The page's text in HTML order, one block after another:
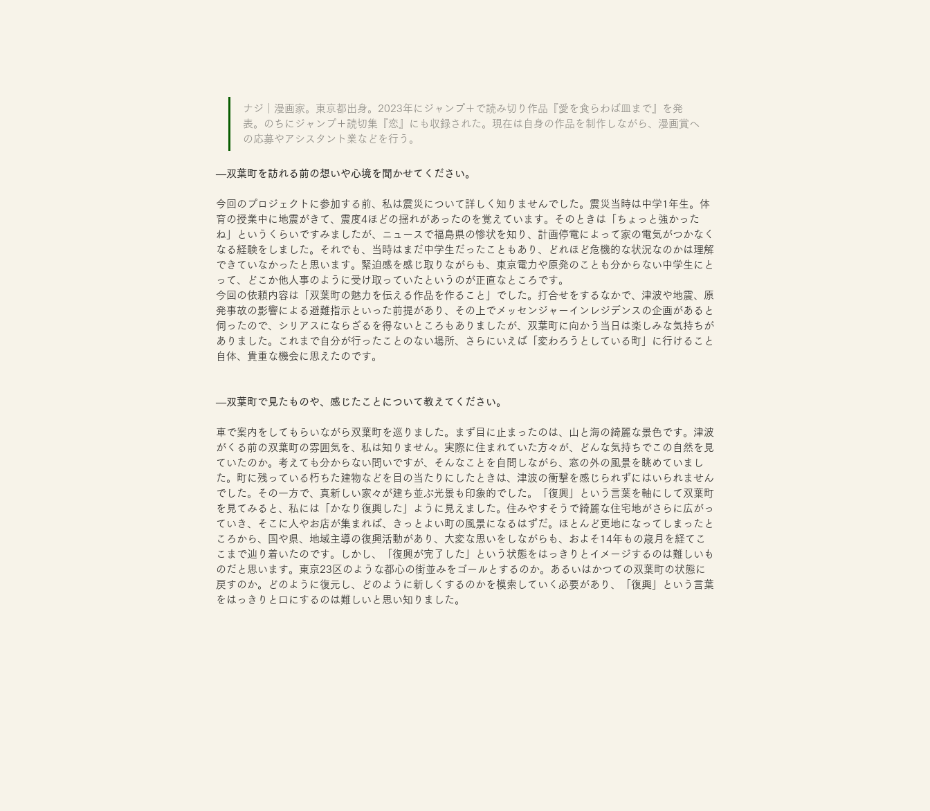
ナジ｜漫画家。東京都出身。2023年にジャンプ＋で読み切り作品『愛を食らわば皿まで』を発
表。のちにジャンプ＋読切集『恋』にも収録された。現在は自身の作品を制作しながら、漫画賞へ
の応募やアシスタント業などを行う。
―双葉町を訪れる前の想いや心境を聞かせてください。
今回のプロジェクトに参加する前、私は震災について詳しく知りませんでした。震災当時は中学1年生。体
育の授業中に地震がきて、震度4ほどの揺れがあったのを覚えています。そのときは「ちょっと強かった
ね」というくらいですみましたが、ニュースで福島県の惨状を知り、計画停電によって家の電気がつかなく
なる経験をしました。それでも、当時はまだ中学生だったこともあり、どれほど危機的な状況なのかは理解
できていなかったと思います。緊迫感を感じ取りながらも、東京電力や原発のことも分からない中学生にと
って、どこか他人事のように受け取っていたというのが正直なところです。
今回の依頼内容は「双葉町の魅力を伝える作品を作ること」でした。打合せをするなかで、津波や地震、原
発事故の影響による避難指示といった前提があり、その上でメッセンジャーインレジデンスの企画があると
伺ったので、シリアスにならざるを得ないところもありましたが、双葉町に向かう当日は楽しみな気持ちが
ありました。これまで自分が行ったことのない場所、さらにいえば「変わろうとしている町」に行けること
自体、貴重な機会に思えたのです。
―双葉町で見たものや、感じたことについて教えてください。
車で案内をしてもらいながら双葉町を巡りました。まず目に止まったのは、山と海の綺麗な景色です。津波
がくる前の双葉町の雰囲気を、私は知りません。実際に住まれていた方々が、どんな気持ちでこの自然を見
ていたのか。考えても分からない問いですが、そんなことを自問しながら、窓の外の風景を眺めていまし
た。町に残っている朽ちた建物などを目の当たりにしたときは、津波の衝撃を感じられずにはいられません
でした。その一方で、真新しい家々が建ち並ぶ光景も印象的でした。「復興」という言葉を軸にして双葉町
を見てみると、私には「かなり復興した」ように見えました。住みやすそうで綺麗な住宅地がさらに広がっ
ていき、そこに人やお店が集まれば、きっとよい町の風景になるはずだ。ほとんど更地になってしまったと
ころから、国や県、地域主導の復興活動があり、大変な思いをしながらも、およそ14年もの歳月を経てこ
こまで辿り着いたのです。しかし、「復興が完了した」という状態をはっきりとイメージするのは難しいも
のだと思います。東京23区のような都心の街並みをゴールとするのか。あるいはかつての双葉町の状態に
戻すのか。どのように復元し、どのように新しくするのかを模索していく必要があり、「復興」という言葉
をはっきりと口にするのは難しいと思い知りました。